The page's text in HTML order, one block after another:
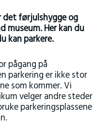
det førjulshygge og
museum. Her kan du
kan parkere.
pågang på
parkering er ikke stor
som kommer. Vi
velger andre steder
parkeringsplassene